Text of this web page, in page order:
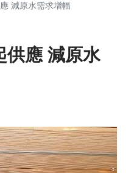
減原水需求增幅
供應 減原水